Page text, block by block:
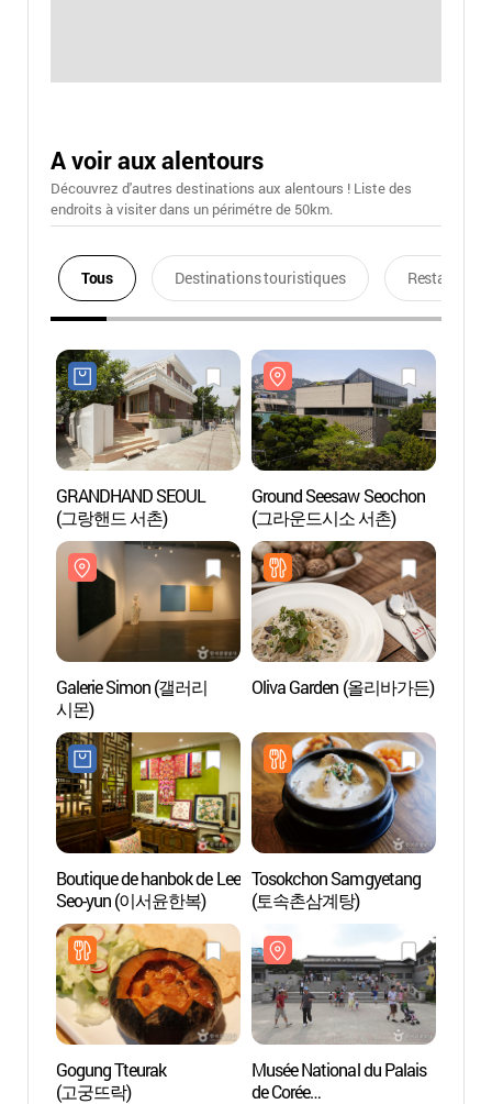
A voir aux alentours
Découvrez d'autres destinations aux alentours ! Liste des
endroits à visiter dans un périmétre de 50km.
Tous Destinations touristiques Restaurants
GRANDHAND SEOUL
(그랑핸드 서촌)
Ground Seesaw Seochon
(그라운드시소 서촌)
Galerie Simon (갤러리
시몬)
Oliva Garden (올리바가든)
Boutique de hanbok de Lee
Seo-yun (이서윤한복)
Tosokchon Samgyetang
(토속촌삼계탕)
Gogung Tteurak
(고궁뜨락)
Musée National du Palais
de Corée